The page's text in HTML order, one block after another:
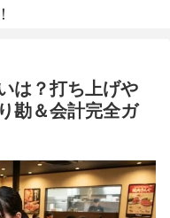
は？打ち上げや
勘＆会計完全ガ